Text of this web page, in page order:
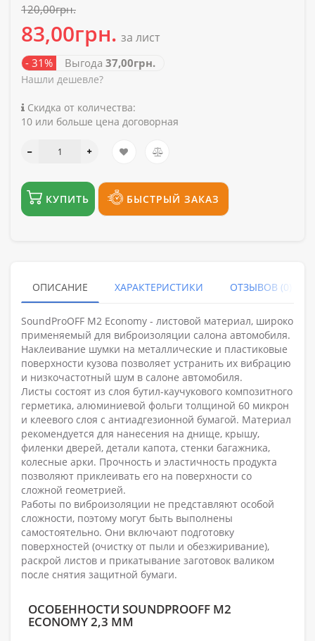
120,00грн.
83,00грн. за лист
- 31% Выгода 37,00грн.
Нашли дешевле?
Скидка от количества:
10 или больше цена договорная
КУПИТЬ БЫСТРЫЙ ЗАКАЗ
ОПИСАНИЕ ХАРАКТЕРИСТИКИ ОТЗЫВОВ (0)
SoundProOFF M2 Economy - листовой материал, широко
применяемый для виброизоляции салона автомобиля.
Наклеивание шумки на металлические и пластиковые
поверхности кузова позволяет устранить их вибрацию
и низкочастотный шум в салоне автомобиля.
Листы состоят из слоя бутил-каучукового композитного
герметика, алюминиевой фольги толщиной 60 микрон
и клеевого слоя с антиадгезионной бумагой. Материал
рекомендуется для нанесения на днище, крышу,
филенки дверей, детали капота, стенки багажника,
колесные арки. Прочность и эластичность продукта
позволяют приклеивать его на поверхности со
сложной геометрией.
Работы по виброизоляции не представляют особой
сложности, поэтому могут быть выполнены
самостоятельно. Они включают подготовку
поверхностей (очистку от пыли и обезжиривание),
раскрой листов и прикатывание заготовок валиком
после снятия защитной бумаги.
ОСОБЕННОСТИ SOUNDPROOFF M2
ECONOMY 2,3 ММ